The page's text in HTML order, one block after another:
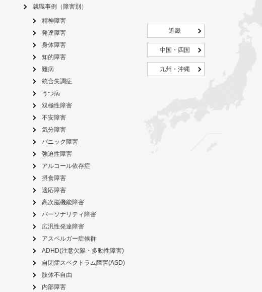
就職事例（障害別）
精神障害
発達障害
身体障害
知的障害
難病
統合失調症
うつ病
双極性障害
不安障害
気分障害
パニック障害
強迫性障害
アルコール依存症
摂食障害
適応障害
高次脳機能障害
パーソナリティ障害
広汎性発達障害
アスペルガー症候群
ADHD(注意欠陥・多動性障害)
自閉症スペクトラム障害(ASD)
肢体不自由
内部障害
近畿
中国・四国
九州・沖縄